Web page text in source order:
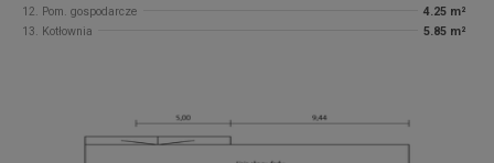
12. Pom. gospodarcze
4.25 m²
13. Kotłownia
5.85 m²